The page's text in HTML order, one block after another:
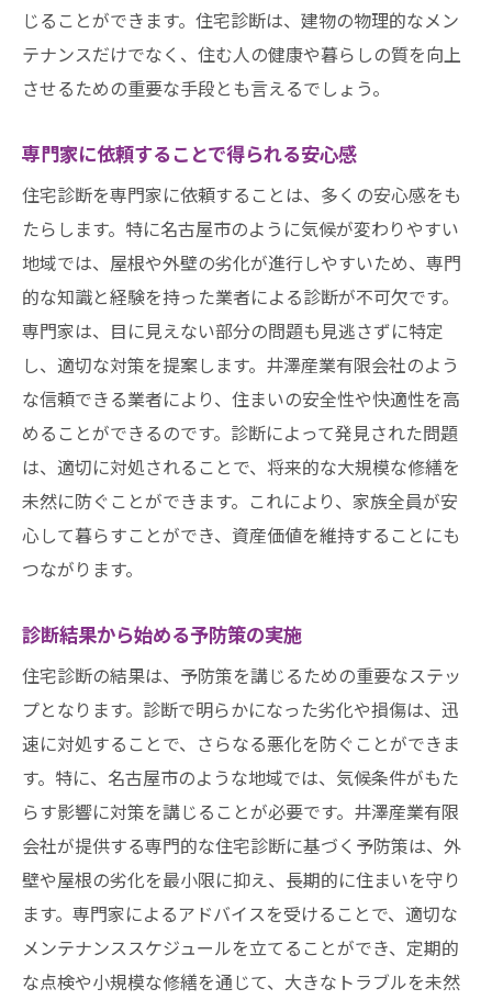
じることができます。住宅診断は、建物の物理的なメン
テナンスだけでなく、住む人の健康や暮らしの質を向上
させるための重要な手段とも言えるでしょう。
専門家に依頼することで得られる安心感
住宅診断を専門家に依頼することは、多くの安心感をも
たらします。特に名古屋市のように気候が変わりやすい
地域では、屋根や外壁の劣化が進行しやすいため、専門
的な知識と経験を持った業者による診断が不可欠です。
専門家は、目に見えない部分の問題も見逃さずに特定
し、適切な対策を提案します。井澤産業有限会社のよう
な信頼できる業者により、住まいの安全性や快適性を高
めることができるのです。診断によって発見された問題
は、適切に対処されることで、将来的な大規模な修繕を
未然に防ぐことができます。これにより、家族全員が安
心して暮らすことができ、資産価値を維持することにも
つながります。
診断結果から始める予防策の実施
住宅診断の結果は、予防策を講じるための重要なステッ
プとなります。診断で明らかになった劣化や損傷は、迅
速に対処することで、さらなる悪化を防ぐことができま
す。特に、名古屋市のような地域では、気候条件がもた
らす影響に対策を講じることが必要です。井澤産業有限
会社が提供する専門的な住宅診断に基づく予防策は、外
壁や屋根の劣化を最小限に抑え、長期的に住まいを守り
ます。専門家によるアドバイスを受けることで、適切な
メンテナンススケジュールを立てることができ、定期的
な点検や小規模な修繕を通じて、大きなトラブルを未然